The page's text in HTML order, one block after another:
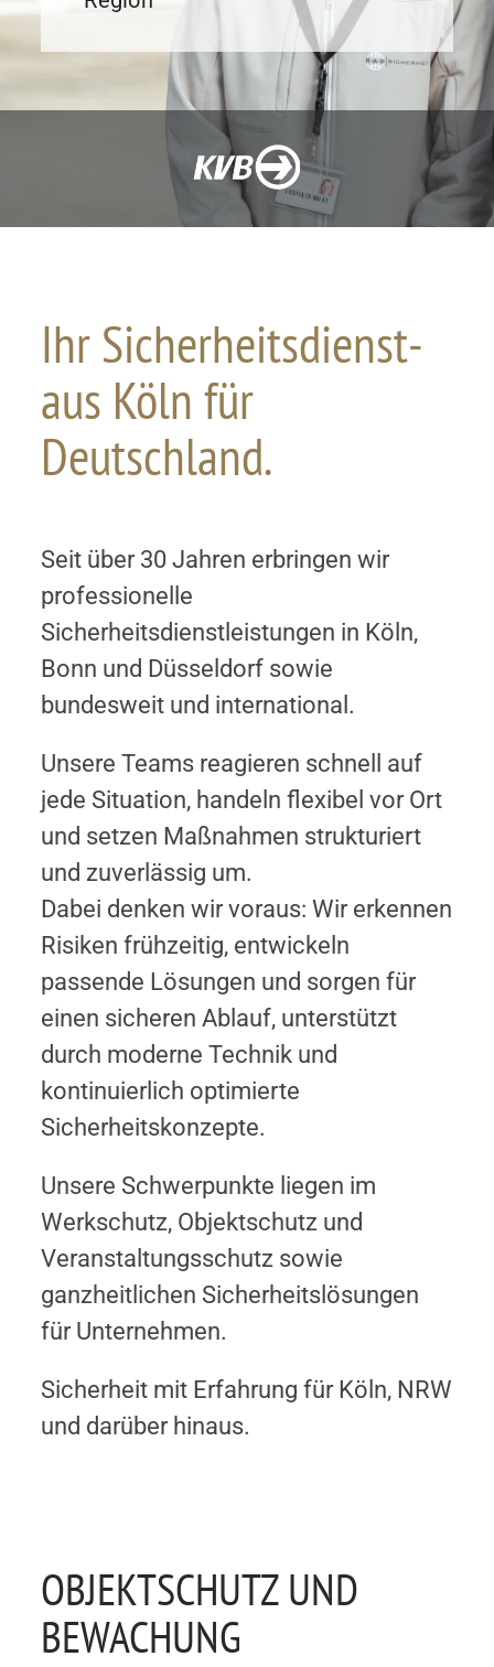
Ihr Sicherheits­dienst­
aus Köln für
Deutschland.
Seit über 30 Jahren erbringen wir
professionelle
Sicherheitsdienstleistungen in Köln,
Bonn und Düsseldorf sowie
bundesweit und international.
Unsere Teams reagieren schnell auf
jede Situation, handeln flexibel vor Ort
und setzen Maßnahmen strukturiert
und zuverlässig um.
Dabei denken wir voraus: Wir erkennen
Risiken frühzeitig, entwickeln
passende Lösungen und sorgen für
einen sicheren Ablauf, unterstützt
durch moderne Technik und
kontinuierlich optimierte
Sicherheitskonzepte.
Unsere Schwerpunkte liegen im
Werkschutz, Objektschutz und
Veranstaltungsschutz sowie
ganzheitlichen Sicherheitslösungen
für Unternehmen.
Sicherheit mit Erfahrung für Köln, NRW
und darüber hinaus.
OBJEKTSCHUTZ UND
BEWACHUNG